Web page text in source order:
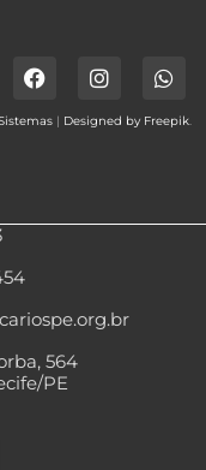
| Designed by Freepik.
564
PE